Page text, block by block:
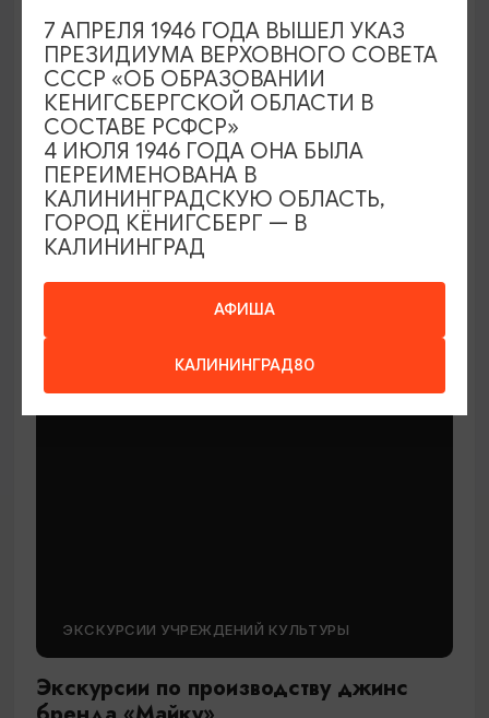
МАСТЕР-КЛАССЫ
Мастер-классы по керамике Елены
Бодяковой
Калининград, ул. Баранова, 45
ЭКСКУРСИИ УЧРЕЖДЕНИЙ КУЛЬТУРЫ
Экскурсии по производству джинс
АФИША
КАЛИНИНГРАД80
7 АПРЕЛЯ 1946 ГОДА ВЫШЕЛ УКАЗ
ПРЕЗИДИУМА ВЕРХОВНОГО СОВЕТА
СССР «ОБ ОБРАЗОВАНИИ
КЕНИГСБЕРГСКОЙ ОБЛАСТИ В
СОСТАВЕ РСФСР»
4 ИЮЛЯ 1946 ГОДА ОНА БЫЛА
ПЕРЕИМЕНОВАНА В
КАЛИНИНГРАДСКУЮ ОБЛАСТЬ,
ГОРОД КЁНИГСБЕРГ — В
КАЛИНИНГРАД